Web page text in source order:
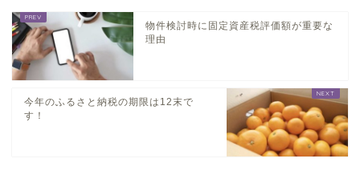
物件検討時に固定資産税評価額が重要な
理由
今年のふるさと納税の期限は12末で
す！